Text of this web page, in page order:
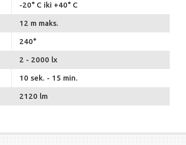
-20° C iki +40° C
12 m maks.
240°
2 - 2000 lx
10 sek. - 15 min.
2120 lm